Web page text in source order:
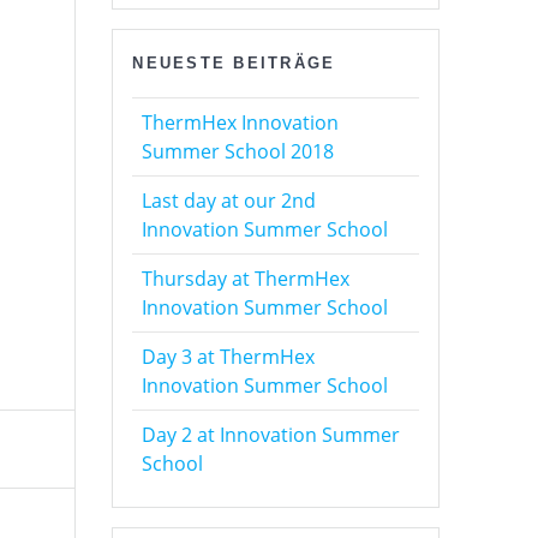
NEUESTE BEITRÄGE
ThermHex Innovation
Summer School 2018
Last day at our 2nd
Innovation Summer School
Thursday at ThermHex
Innovation Summer School
Day 3 at ThermHex
Innovation Summer School
Day 2 at Innovation Summer
School